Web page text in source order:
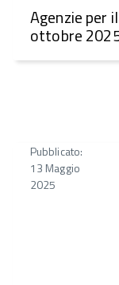
Agenzie per
ottobre
Pubblicato:
13 Maggio
2025